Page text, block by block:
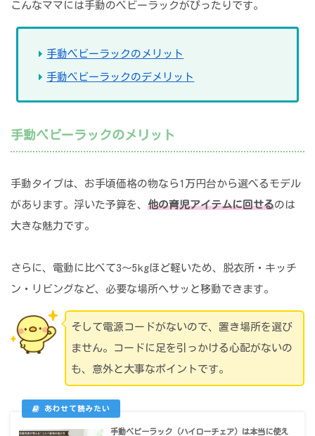
こんなママには手動のベビーラックがぴったりです。
手動ベビーラックのメリット
手動ベビーラックのデメリット
手動ベビーラックのメリット
手動タイプは、お手頃価格の物なら1万円台から選べるモデル
があります。浮いた予算を、 他の育児アイテムに回せるのは
大きな魅力です。
さらに、電動に比べて3〜5kgほど軽いため、脱衣所・キッチ
ン・リビングなど、必要な場所へサッと移動できます。
そして電源コードがないので、置き場所を選び
ません。コードに足を引っかける心配がないの
も、意外と大事なポイントです。
手動ベビーラック（ハイローチェア）は本当に使え